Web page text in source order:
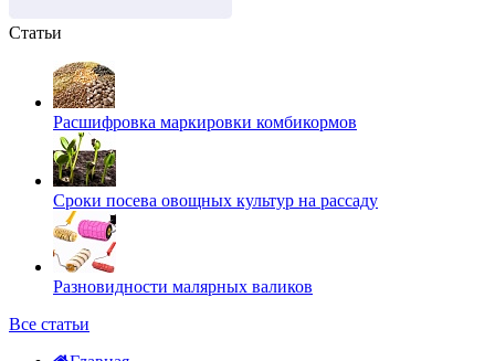
Статьи
Расшифровка маркировки комбикормов
Сроки посева овощных культур на рассаду
Разновидности малярных валиков
Все статьи